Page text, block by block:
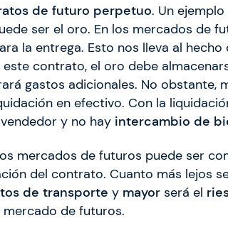
de futuro perpetuo. Un
ser el oro. En los mercados de
la entrega. Esto nos lleva al
contrato, el oro debe
gastos adicionales. No obstante,
en efectivo. Con la
y no hay intercambio de
mercados de futuros puede ser
del contrato. Cuanto más lejos
de transporte y mayor será el
de futuros.